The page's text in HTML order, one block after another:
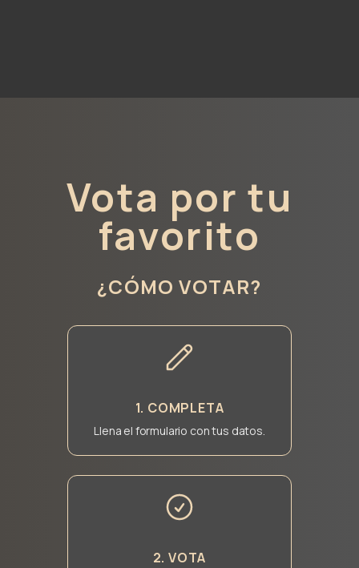
Vota por tu
favorito
¿CÓMO VOTAR?
1. COMPLETA
Llena el formulario con tus datos.
2. VOTA